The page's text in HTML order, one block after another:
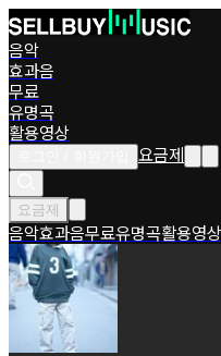
음악
효과음
무료
유명곡
활용영상
요금제
요금제
음악효과음무료유명곡활용영상